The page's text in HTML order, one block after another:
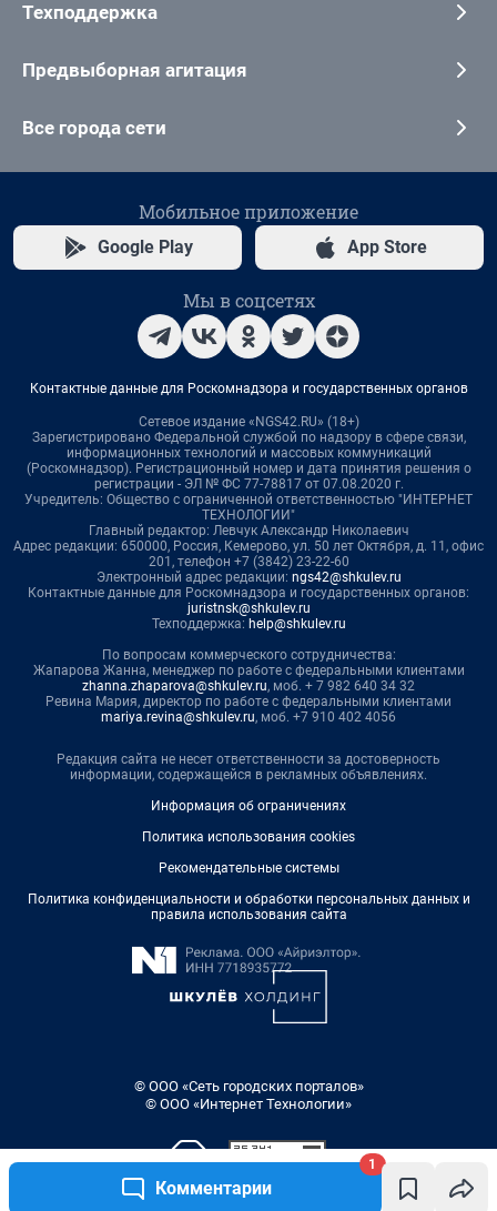
Комментарии
1
Техподдержка
Предвыборная агитация
Все города сети
Мобильное приложение
Google Play App Store
Мы в соцсетях
Контактные данные для Роскомнадзора и государственных органов
Сетевое издание «NGS42.RU» (18+)
Зарегистрировано Федеральной службой по надзору в сфере связи,
информационных технологий и массовых коммуникаций
(Роскомнадзор). Регистрационный номер и дата принятия решения о
регистрации - ЭЛ № ФС 77-78817 от 07.08.2020 г.
Учредитель: Общество с ограниченной ответственностью "ИНТЕРНЕТ
ТЕХНОЛОГИИ"
Главный редактор: Левчук Александр Николаевич
Адрес редакции: 650000, Россия, Кемерово, ул. 50 лет Октября, д. 11, офис
201, телефон +7 (3842) 23-22-60
Электронный адрес редакции: ngs42@shkulev.ru
Контактные данные для Роскомнадзора и государственных органов:
juristnsk@shkulev.ru
Техподдержка: help@shkulev.ru
По вопросам коммерческого сотрудничества:
Жапарова Жанна, менеджер по работе с федеральными клиентами
zhanna.zhaparova@shkulev.ru, моб. + 7 982 640 34 32
Ревина Мария, директор по работе с федеральными клиентами
mariya.revina@shkulev.ru, моб. +7 910 402 4056
Редакция сайта не несет ответственности за достоверность
информации, содержащейся в рекламных объявлениях.
Информация об ограничениях
Политика использования cookies
Рекомендательные системы
Политика конфиденциальности и обработки персональных данных и
правила использования сайта
© ООО «Сеть городских порталов»
© ООО «Интернет Технологии»